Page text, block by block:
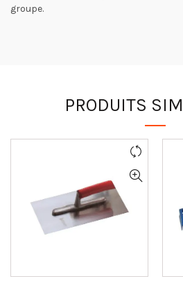
groupe.
PRODUITS